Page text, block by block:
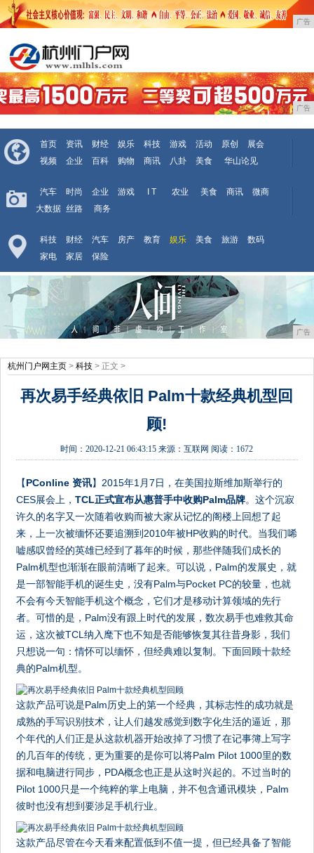
广告
广告
首页 资讯 财经 娱乐 科技 游戏 活动 原创
展会
视频
企业 百科 购物 商讯 八卦 美食 华山论见
汽车 时尚 企业 游戏 I T 农业 美食 商讯
微商
大数据 丝路 商务
科技 财经 汽车 房产 教育 娱乐 美食 旅游
数码
家电
家居 保险
广告
杭州门户网主页 > 科技 > 正文 >
再次易手经典依旧 Palm十款经典机型回
顾!
时间：2020-12-21 06:43:15 来源：互联网 阅读：1672
【PConline 资讯】2015年1月7日，在美国拉斯维加斯举行的
CES展会上，TCL正式宣布从惠普手中收购Palm品牌。这个沉寂
许久的名字又一次随着收购而被大家从记忆的阁楼上回想了起
来，上一次被缅怀还要追溯到2010年被HP收购的时代。当我们唏
嘘感叹曾经的英雄已经到了暮年的时候，那些伴随我们成长的
Palm机型也渐渐在眼前清晰了起来。可以说，Palm的发展史，就
是一部智能手机的诞生史，没有Palm与Pocket PC的较量，也就
不会有今天智能手机这个概念，它们才是移动计算领域的先行
者。可惜的是，Palm没有跟上时代的发展，数次易手也难救其命
运，这次被TCL纳入麾下也不知是否能够恢复其往昔身影，我们
只想说一句：情怀可以缅怀，但经典难以复制。下面回顾十款经
典的Palm机型。
这款产品可说是Palm历史上的第一个经典，其标志性的成功就是
成熟的手写识别技术，让人们越发感觉到数字化生活的逼近，那
个年代的人们正是从这款机器开始改掉了习惯了在记事簿上写字
的几百年的传统，更为重要的是你可以将Palm Pilot 1000里的数
据和电脑进行同步，PDA概念也正是从这时兴起的。不过当时的
Pilot 1000只是一个纯粹的掌上电脑，并不包含通讯模块，Palm
彼时也没有想到要涉足手机行业。
这款产品尽管在今天看来配置低到不值一提，但已经具备了智能